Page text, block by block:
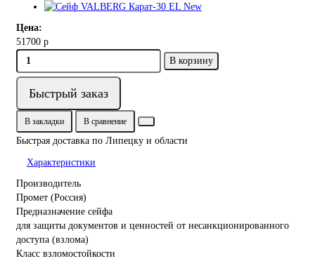
Цена:
51700 р
В корзину
Быстрый заказ
В закладки В сравнение
Быстрая доставка по Липецку и области
Характеристики
Производитель
Промет (Россия)
Предназначение сейфа
для защиты документов и ценностей от несанкционированного
доступа (взлома)
Класс взломостойкости